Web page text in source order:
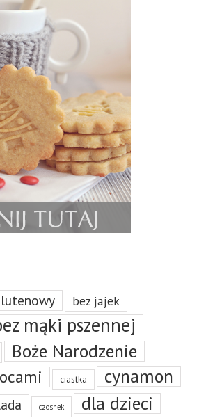
bez jajek
mąki pszennej
Boże Narodzenie
ciastka cynamon
czosnek dla dzieci